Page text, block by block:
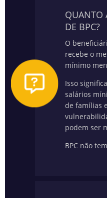
QUANTO
DE BPC?
O
recebe o
mínimo
Isso
salários
de famílias
podem ser
BPC não